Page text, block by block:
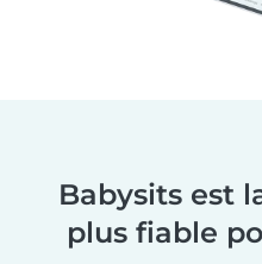
Babysits est
plus fiable